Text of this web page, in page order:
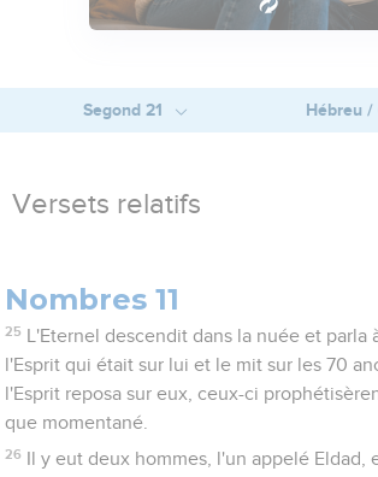
Segond 21 Hébreu /
Versets relatifs
Nombres 11
25
L'Eternel descendit dans la nuée et parla
l'Esprit qui était sur lui et le mit sur les 70
l'Esprit reposa sur eux, ceux-ci
que momentané.
26
Il y eut deux hommes, l'un appelé Eldad,